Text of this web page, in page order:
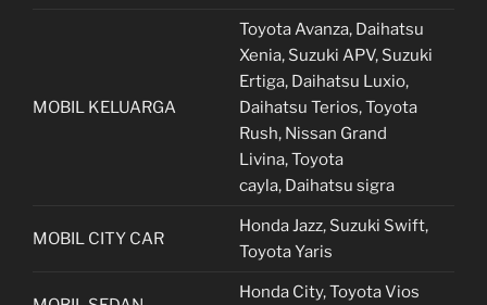
MOBIL KELUARGA
Toyota Avanza, Daihatsu
Xenia, Suzuki APV, Suzuki
Ertiga, Daihatsu Luxio,
Daihatsu Terios, Toyota
Rush, Nissan Grand
Livina, Toyota
cayla, Daihatsu sigra
MOBIL CITY CAR
Honda Jazz, Suzuki Swift,
Toyota Yaris
Honda City, Toyota Vios